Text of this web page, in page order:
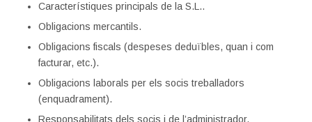
Característiques principals de la S.L..
Obligacions mercantils.
Obligacions fiscals (despeses deduïbles, quan i com
facturar, etc.).
Obligacions laborals per els socis treballadors
(enquadrament).
Responsabilitats dels socis i de l’administrador.